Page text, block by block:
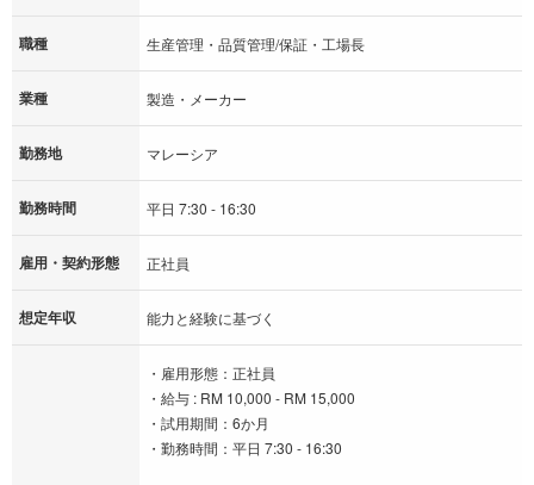
職種 生産管理・品質管理/保証・工場長
業種 製造・メーカー
勤務地 マレーシア
勤務時間 平日 7:30 - 16:30
雇用・契約形態 正社員
想定年収 能力と経験に基づく
・雇用形態：正社員
・給与 : RM 10,000 - RM 15,000
・試用期間：6か月
・勤務時間：平日 7:30 - 16:30